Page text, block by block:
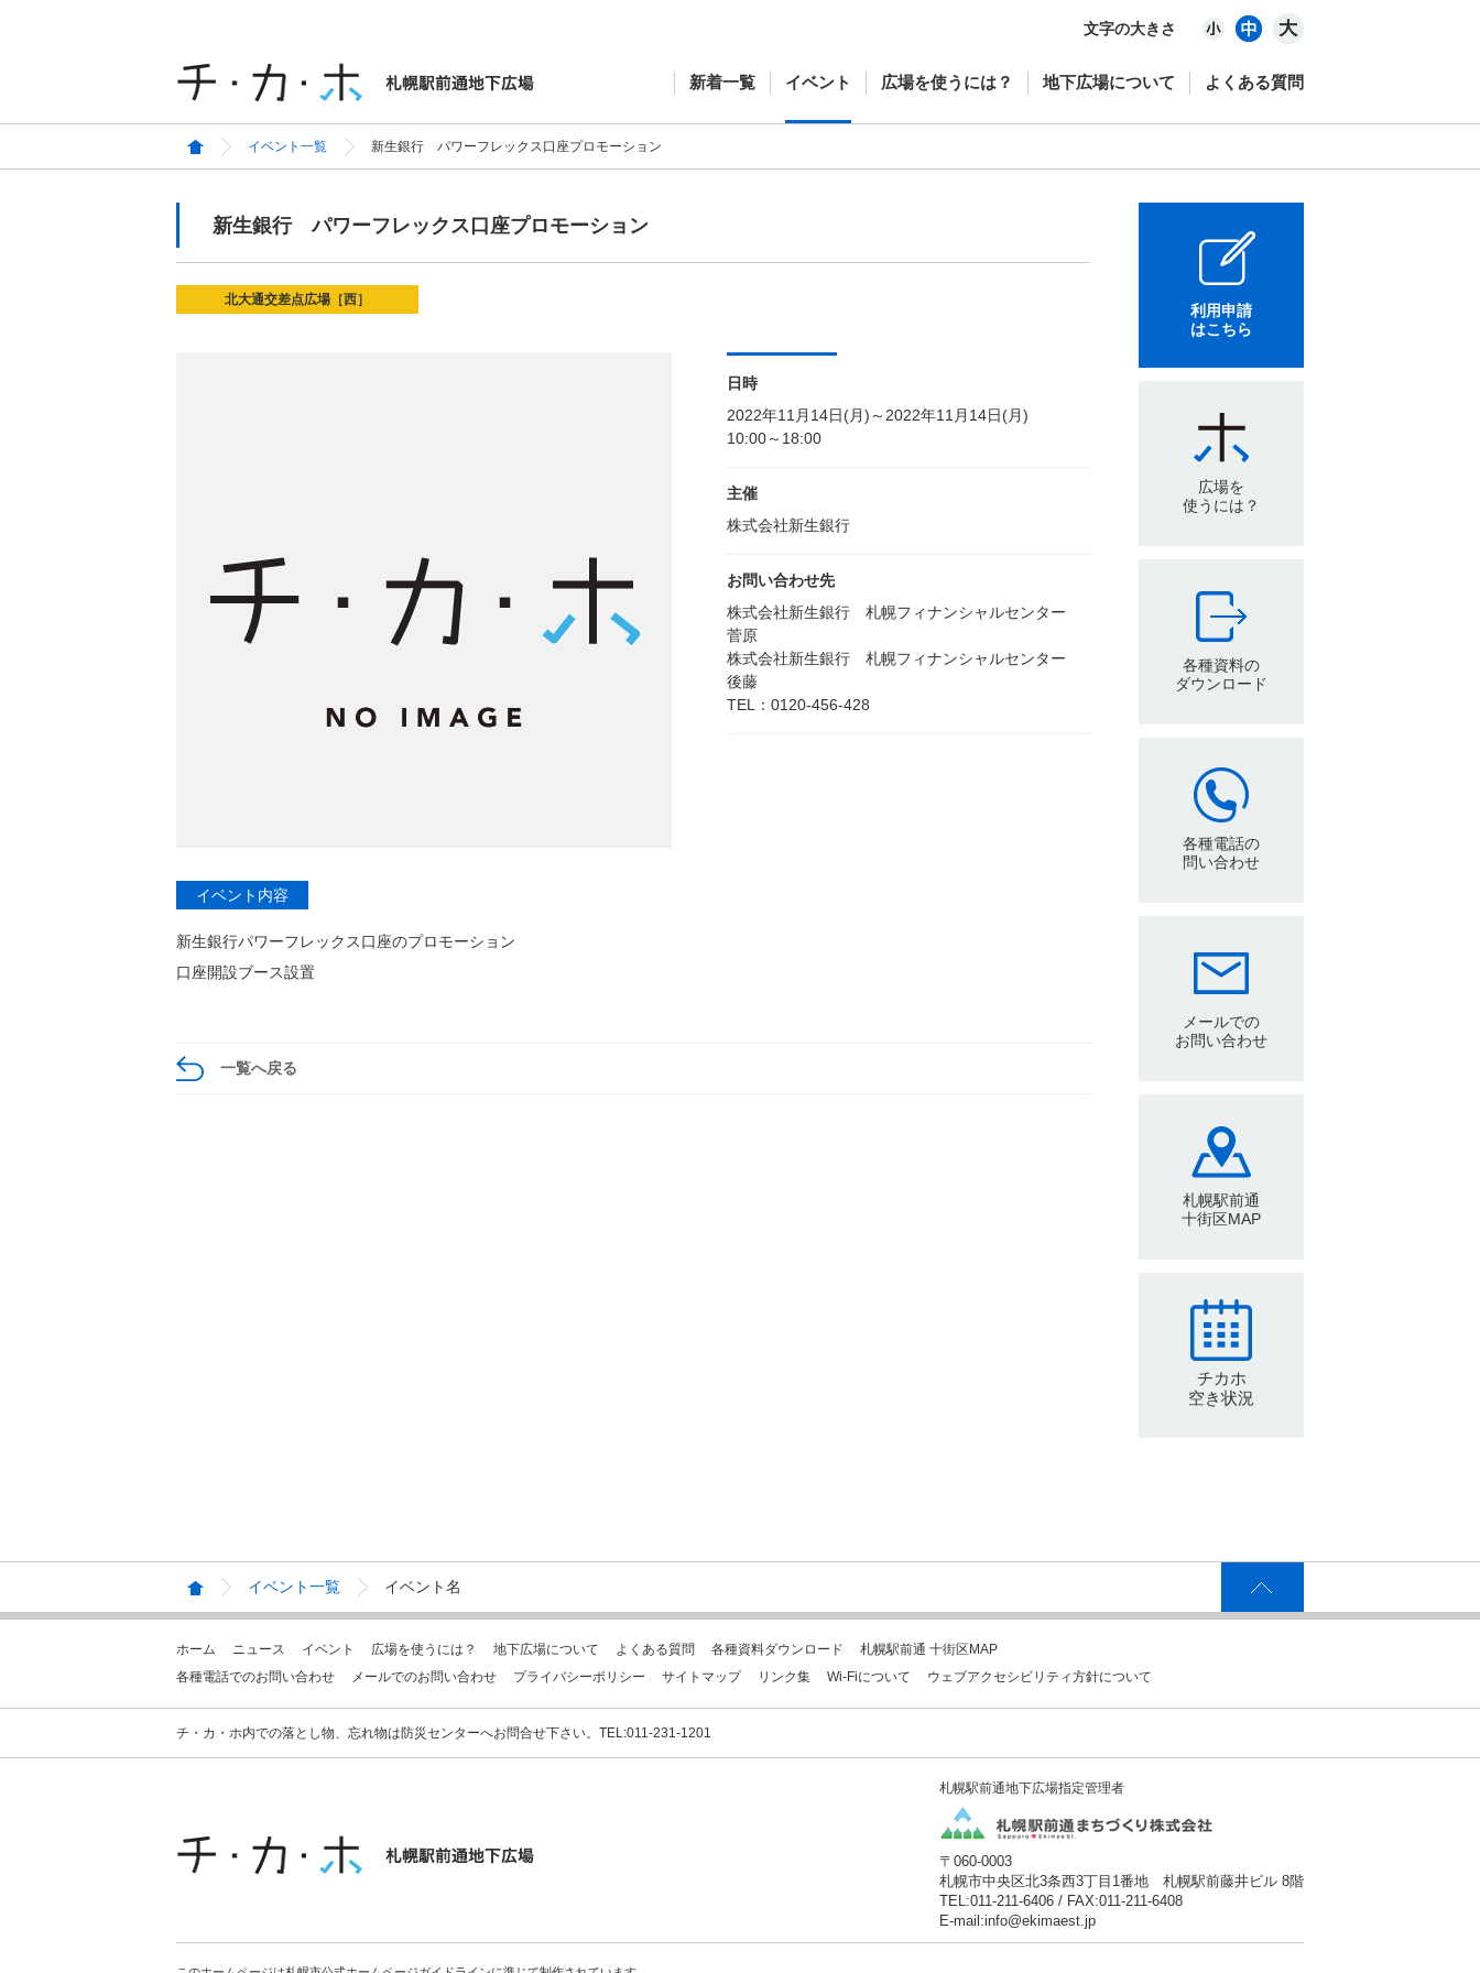
文字の大きさ
新着一覧 イベント 広場を使うには？ 地下広場について よくある質問
イベント一覧 新生銀行 パワーフレックス口座プロモーション
新生銀行 パワーフレックス口座プロモーション
北大通交差点広場［西］
日時
2022年11月14日(月)～2022年11月14日(月)
10:00～18:00
主催
株式会社新生銀行
お問い合わせ先
株式会社新生銀行 札幌フィナンシャルセンター
菅原
株式会社新生銀行 札幌フィナンシャルセンター
後藤
TEL：0120-456-428
イベント内容
新生銀行パワーフレックス口座のプロモーション
口座開設ブース設置
一覧へ戻る
利用申請
はこちら
広場を
使うには？
各種資料の
ダウンロード
各種電話の
問い合わせ
メールでの
お問い合わせ
札幌駅前通
十街区MAP
チカホ
空き状況
イベント一覧 イベント名
ホーム ニュース イベント 広場を使うには？ 地下広場について よくある質問 各種資料ダウンロード
札幌駅前通 十街区MAP
各種電話でのお問い合わせ
メールでのお問い合わせ プライバシーポリシー サイトマップ リンク集 Wi-Fiについて ウェブアクセシビリティ方針について
チ・カ・ホ内での落とし物、忘れ物は防災センターへお問合せ下さい。TEL:011-231-1201
札幌駅前通地下広場指定管理者
〒060-0003
札幌市中央区北3条西3丁目1番地 札幌駅前藤井ビル 8階
TEL:011-211-6406 / FAX:011-211-6408
E-mail:info@ekimaest.jp